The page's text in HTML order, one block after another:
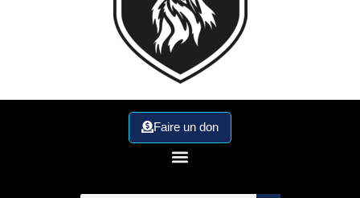
Faire un don